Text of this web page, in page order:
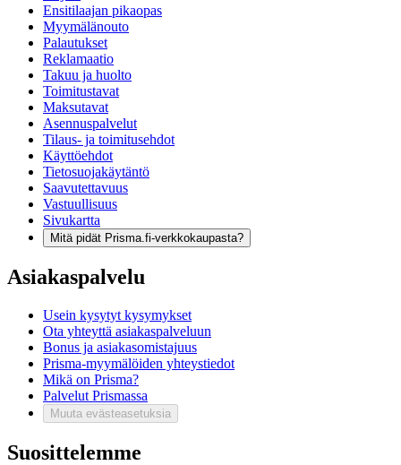
Ensitilaajan pikaopas
Myymälänouto
Palautukset
Reklamaatio
Takuu ja huolto
Toimitustavat
Maksutavat
Asennuspalvelut
Tilaus- ja toimitusehdot
Käyttöehdot
Tietosuojakäytäntö
Saavutettavuus
Vastuullisuus
Sivukartta
Mitä pidät Prisma.fi-verkkokaupasta?
Asiakaspalvelu
Usein kysytyt kysymykset
Ota yhteyttä asiakaspalveluun
Bonus ja asiakasomistajuus
Prisma-myymälöiden yhteystiedot
Mikä on Prisma?
Palvelut Prismassa
Muuta evästeasetuksia
Suosittelemme